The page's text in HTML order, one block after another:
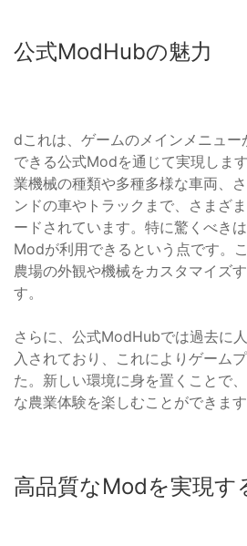
公式ModHubの魅力
dこれは、ゲームのメインメニュー
できる公式Modを通じて実現しま
業機械の種類や多種多様な車両、
ンドの車やトラックまで、さまざ
ードされています。特に驚くべき
Modが利用できるという点です。
農場の外観や機械をカスタマイズ
す。
さらに、公式ModHubでは過去に
入されており、これによりゲーム
た。新しい環境に身を置くことで
な農業体験を楽しむことができます
高品質なModを実現す